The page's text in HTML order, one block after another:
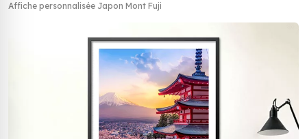
Affiche personnalisée Japon Mont Fuji